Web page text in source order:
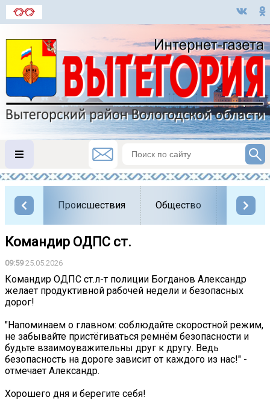
Происшествия Общество Власть
Командир ОДПС ст.
09:5925.05.2026
Командир ОДПС ст.л-т полиции Богданов Александр
желает продуктивной рабочей недели и безопасных
дорог!
"Напоминаем о главном: соблюдайте скоростной режим,
не забывайте пристёгиваться ремнём безопасности и
будьте взаимоуважительны друг к другу. Ведь
безопасность на дороге зависит от каждого из нас!" -
отмечает Александр.
Хорошего дня и берегите себя!